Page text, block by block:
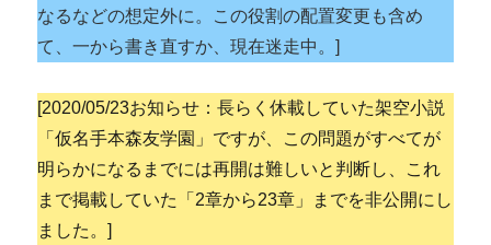
なるなどの想定外に。この役割の配置変更も含め
て、一から書き直すか、現在迷走中。]
[2020/05/23お知らせ：長らく休載していた架空小説
「仮名手本森友学園」ですが、この問題がすべてが
明らかになるまでには再開は難しいと判断し、これ
まで掲載していた「2章から23章」までを非公開にし
ました。]